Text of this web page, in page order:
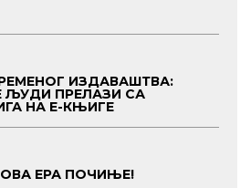
ИЗДАВАШТВА:
ЉУДИ ПРЕЛАЗИ СА
НА Е-КЊИГЕ
ЕРА ПОЧИЊЕ!